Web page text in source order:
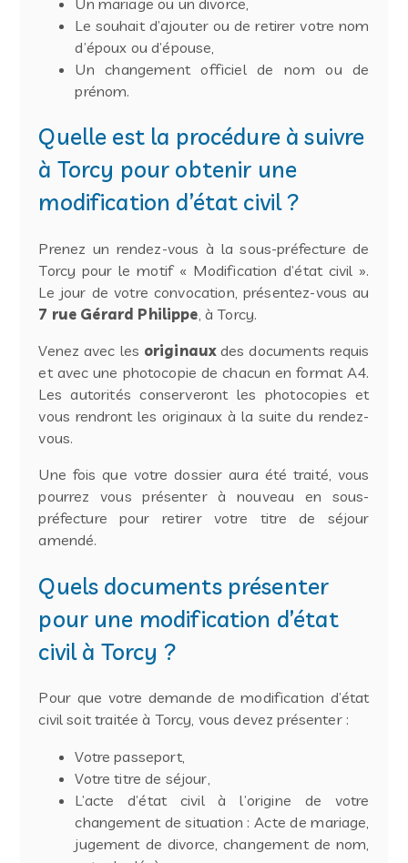
Le souhait d’ajouter ou de retirer votre nom
d’époux ou d’épouse,
Un changement officiel de nom ou de
prénom.
Quelle est la procédure à suivre
à Torcy pour obtenir une
modification d’état civil ?
Prenez un rendez-vous à la sous-préfecture de
Torcy pour le motif « Modification d’état civil ».
Le jour de votre convocation, présentez-vous au
7 rue Gérard Philippe , à Torcy.
Venez avec les originauxdes documents requis
et avec une photocopie de chacun en format A4.
Les autorités conserveront les photocopies et
vous rendront les originaux à la suite du rendez-
vous.
Une fois que votre dossier aura été traité, vous
pourrez vous présenter à nouveau en sous-
préfecture pour retirer votre titre de séjour
amendé.
Quels documents présenter
pour une modification d’état
civil à Torcy ?
Pour que votre demande de modification d’état
civil soit traitée à Torcy, vous devez présenter :
Votre passeport,
Votre titre de séjour,
L’acte d’état civil à l’origine de votre
changement de situation : Acte de mariage,
jugement de divorce, changement de nom,